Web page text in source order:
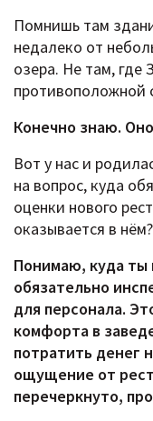
Помнишь там
недалеко от
озера. Не там, где
противоположной
Конечно знаю.
Вот у нас и
на вопрос, куда
оценки нового
оказывается в нём?
Понимаю, куда ты
обязательно
для персонала.
комфорта в
потратить денег
ощущение от
перечеркнуто,